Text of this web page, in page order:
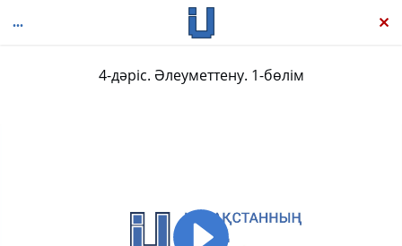
4-дәріс. Әлеуметтену. 1-бөлім